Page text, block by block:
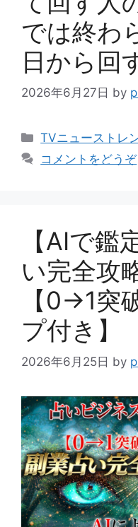
では終わ
日から回
2026年6月27日 by
カ
テ
TVニューストレ
コメントをどうぞ
【AIで鑑
い完全攻
【0→1突
プ付き】
2026年6月25日 by